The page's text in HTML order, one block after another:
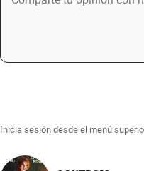
Inicia sesión desde el menú